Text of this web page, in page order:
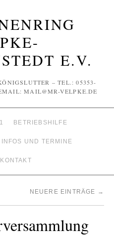
E.V.
– TEL.: 05353-
MAIL@MR-VELPKE.DE
BETRIEBSHILFE
INFOS UND TERMINE
KONTAKT
NEUERE EINTRÄGE →